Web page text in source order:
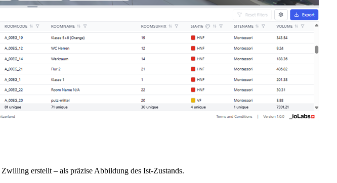
erstellt – als präzise Abbildung des Ist-Zustands.